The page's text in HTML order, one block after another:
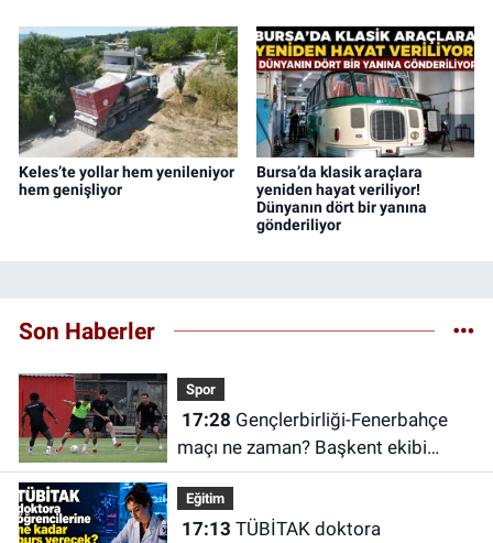
Keles’te yollar hem yenileniyor
hem genişliyor
Bursa’da klasik araçlara
yeniden hayat veriliyor!
Dünyanın dört bir yanına
gönderiliyor
Son Haberler
Spor
17:28
maçı ne zaman? Başkent ekibi
hazırlıklara başladı
Eğitim
17:13